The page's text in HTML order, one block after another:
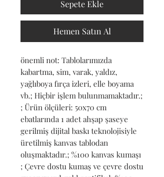
Sepete Ekle
Hemen Satın Al
önemli not: Tablolarımızda
kabartma, sim, varak, yaldız,
yağlıboya fırça izleri, elle boyama
vb.; Hiçbir işlem bulunmamaktadır.;
; Ürün ölçüleri: 50x70 cm
ebatlarında 1 adet ahşap şaseye
gerilmiş dijital baskı teknolojisiyle
üretilmiş kanvas tablodan
oluşmaktadır.; %100 kanvas kumaşı
; Çevre dostu kumaş ve çevre dostu